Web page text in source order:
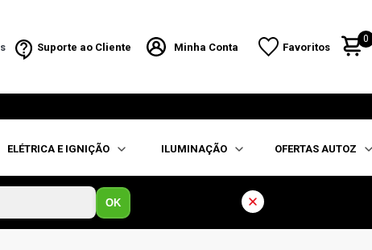
Suporte ao Cliente Minha Conta Favoritos
0
ELÉTRICA E IGNIÇÃO ILUMINAÇÃO OFERTAS AUTOZ
OK